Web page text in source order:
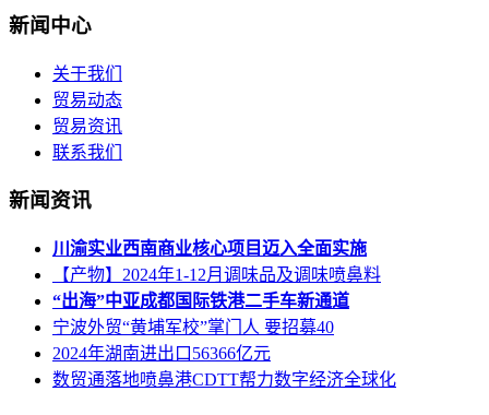
新闻中心
关于我们
贸易动态
贸易资讯
联系我们
新闻资讯
川渝实业西南商业核心项目迈入全面实施
【产物】2024年1-12月调味品及调味喷鼻料
“出海”中亚成都国际铁港二手车新通道
宁波外贸“黄埔军校”掌门人 要招募40
2024年湖南进出口56366亿元
数贸通落地喷鼻港CDTT帮力数字经济全球化